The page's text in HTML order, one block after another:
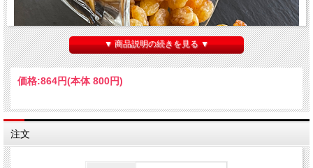
Raisin doré au Sauternes：レザンドレ・オ・ソーテルヌと名付けられた本商品
貴腐ワイン「Sauternes：ソーテルヌ」に漬け込んだ大変贅沢な一品です。
▼ 商品説明の続きを見る ▼
価格:864円(本体 800円)
注文